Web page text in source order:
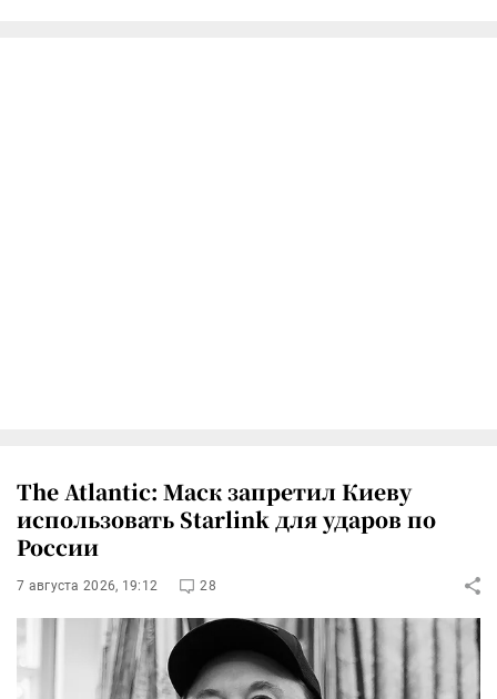
The Atlantic: Маск запретил Киеву
использовать Starlink для ударов по
России
7 августа 2026, 19:12 28